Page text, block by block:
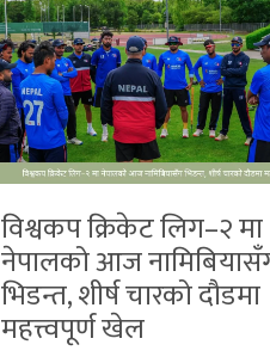
विश्वकप क्रिकेट लिग–२ मा
नेपालको आज
भिडन्त, शीर्ष चारको दौडमा
महत्त्वपूर्ण खेल